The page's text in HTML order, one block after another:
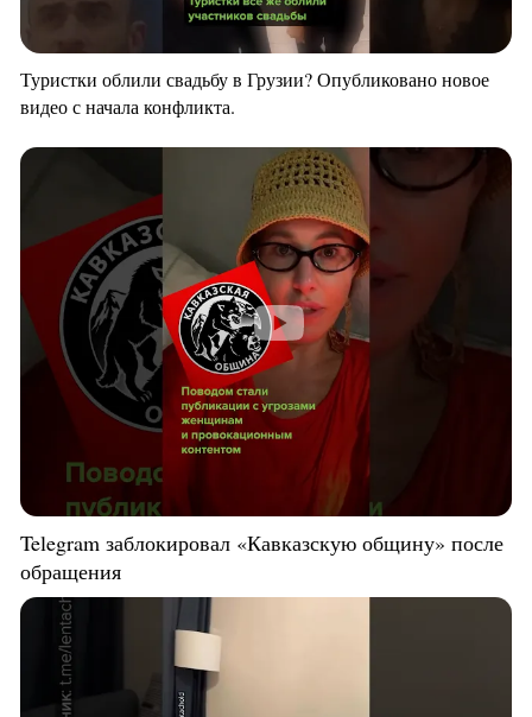
Туристки облили свадьбу в Грузии? Опубликовано новое
видео с начала конфликта.
Telegram заблокировал «Кавказскую общину» после
обращения